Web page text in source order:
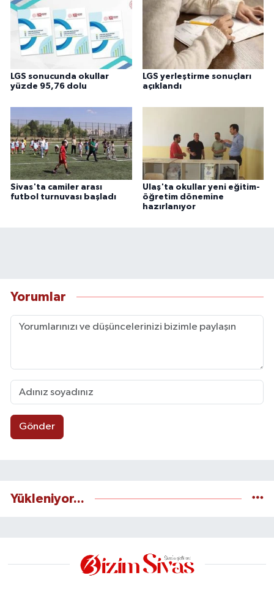
LGS sonucunda okullar
yüzde 95,76 dolu
LGS yerleştirme sonuçları
açıklandı
Sivas'ta camiler arası
futbol turnuvası başladı
Ulaş'ta okullar yeni eğitim-
öğretim dönemine
hazırlanıyor
Yorumlar
Gönder
Yükleniyor...